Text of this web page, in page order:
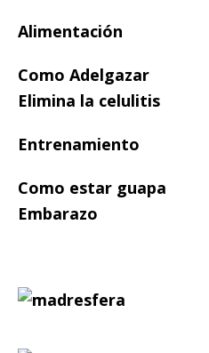
Alimentación
Como Adelgazar
Elimina la celulitis
Entrenamiento
Como estar guapa
Embarazo